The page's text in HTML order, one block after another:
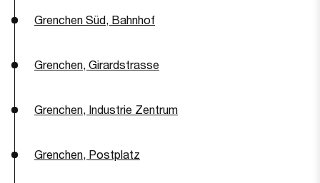
Grenchen Süd, Bahnhof
Grenchen, Girardstrasse
Grenchen, Industrie Zentrum
Grenchen, Postplatz